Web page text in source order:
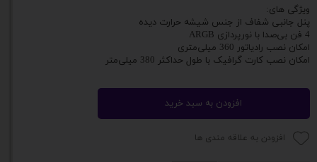
ویژگی های:
پنل جانبی شفاف از جنس شیشه حرارت دیده
4 فن بی‌صدا با نورپردازی ARGB
امکان نصب رادیاتور 360 میلی‌متری
امکان نصب کارت گرافیک با طول حداکثر 380 میلی‌متر
افزودن به سبد خرید
افزودن به علاقه مندی ها